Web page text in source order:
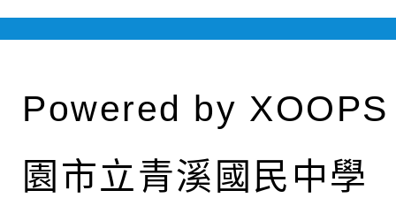
Powered by XOOPS
園市立青溪國民中學